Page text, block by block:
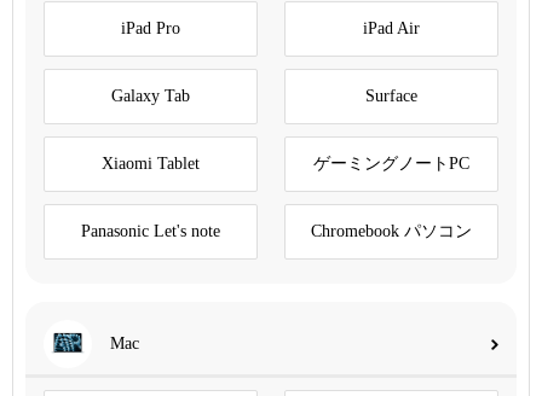
iPad Pro iPad Air
Galaxy Tab Surface
Xiaomi Tablet ゲーミングノートPC
Panasonic Let's note Chromebook パソコン
Mac